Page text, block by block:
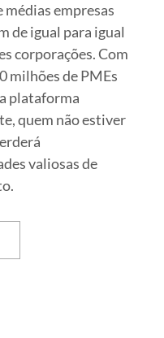
médias empresas
de igual para igual
corporações. Com
milhões de PMEs
plataforma
quem não estiver
valiosas de